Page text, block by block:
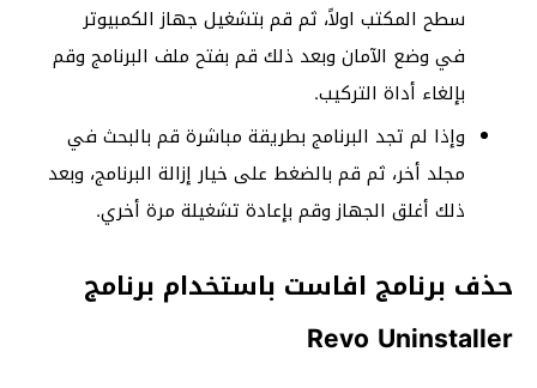
سطح المكتب اولاً، ثم قم بتشغيل جهاز الكمبيوتر
في وضع الآمان وبعد ذلك قم بفتح ملف البرنامج وقم
بإلغاء أداة التركيب.
وإذا لم تجد البرنامج بطريقة مباشرة قم بالبحث في
مجلد أخر، ثم قم بالضغط على خيار إزالة البرنامج، وبعد
ذلك أغلق الجهاز وقم بإعادة تشغيلة مرة أخري.
حذف برنامج افاست باستخدام برنامج
Revo Uninstaller